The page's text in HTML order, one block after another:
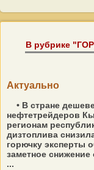
В рубрике
Актуально
• В стране
нефтетрейдеров
регионам
дизтоплива
горючку эксперты
заметное
...